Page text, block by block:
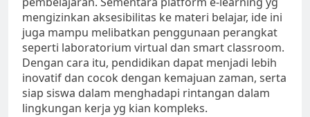
mengizinkan aksesibilitas ke materi belajar, ide ini
juga mampu melibatkan penggunaan perangkat
seperti laboratorium virtual dan smart classroom.
Dengan cara itu, pendidikan dapat menjadi lebih
inovatif dan cocok dengan kemajuan zaman, serta
siap siswa dalam menghadapi rintangan dalam
lingkungan kerja yg kian kompleks.